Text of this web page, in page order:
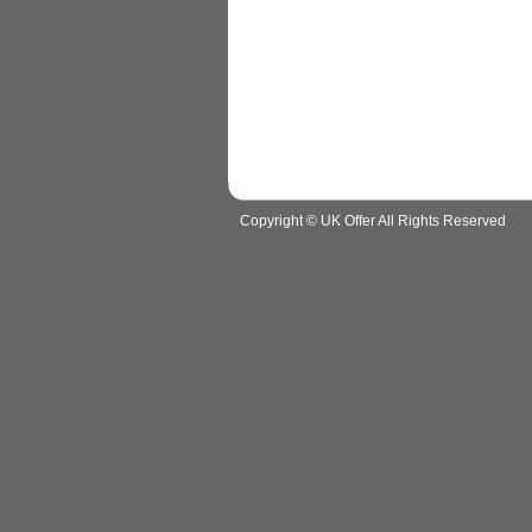
Copyright © UK Offer All Rights Reserved